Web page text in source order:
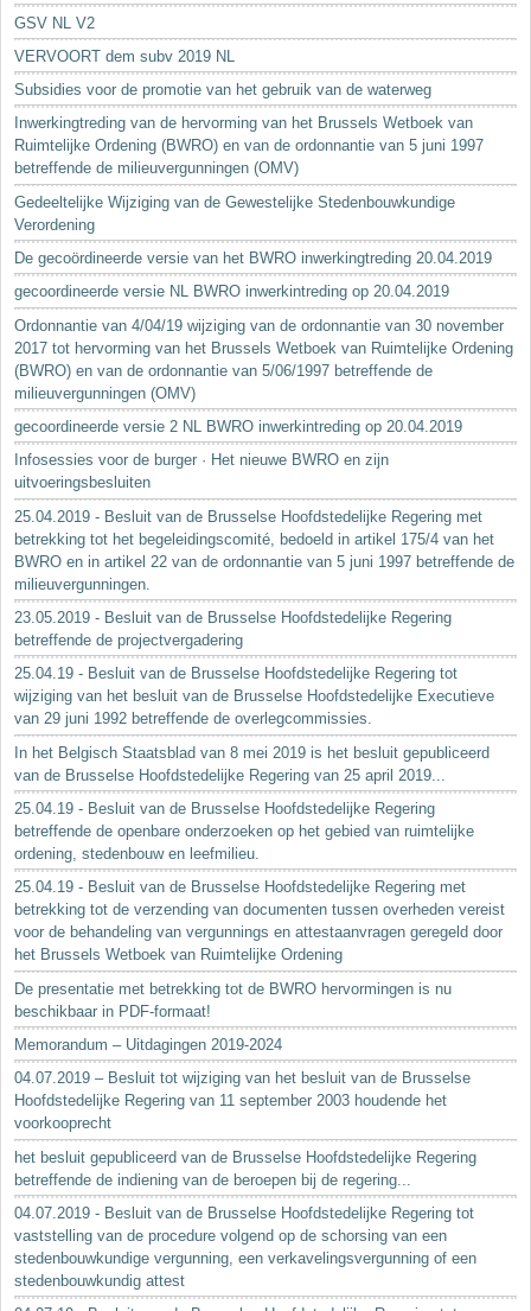
GSV NL V2
VERVOORT dem subv 2019 NL
Subsidies voor de promotie van het gebruik van de waterweg
Inwerkingtreding van de hervorming van het Brussels Wetboek van
Ruimtelijke Ordening (BWRO) en van de ordonnantie van 5 juni 1997
betreffende de milieuvergunningen (OMV)
Gedeeltelijke Wijziging van de Gewestelijke Stedenbouwkundige
Verordening
De gecoördineerde versie van het BWRO inwerkingtreding 20.04.2019
gecoordineerde versie NL BWRO inwerkintreding op 20.04.2019
Ordonnantie van 4/04/19 wijziging van de ordonnantie van 30 november
2017 tot hervorming van het Brussels Wetboek van Ruimtelijke Ordening
(BWRO) en van de ordonnantie van 5/06/1997 betreffende de
milieuvergunningen (OMV)
gecoordineerde versie 2 NL BWRO inwerkintreding op 20.04.2019
Infosessies voor de burger · Het nieuwe BWRO en zijn
uitvoeringsbesluiten
25.04.2019 - Besluit van de Brusselse Hoofdstedelijke Regering met
betrekking tot het begeleidingscomité, bedoeld in artikel 175/4 van het
BWRO en in artikel 22 van de ordonnantie van 5 juni 1997 betreffende de
milieuvergunningen.
23.05.2019 - Besluit van de Brusselse Hoofdstedelijke Regering
betreffende de projectvergadering
25.04.19 - Besluit van de Brusselse Hoofdstedelijke Regering tot
wijziging van het besluit van de Brusselse Hoofdstedelijke Executieve
van 29 juni 1992 betreffende de overlegcommissies.
In het Belgisch Staatsblad van 8 mei 2019 is het besluit gepubliceerd
van de Brusselse Hoofdstedelijke Regering van 25 april 2019...
25.04.19 - Besluit van de Brusselse Hoofdstedelijke Regering
betreffende de openbare onderzoeken op het gebied van ruimtelijke
ordening, stedenbouw en leefmilieu.
25.04.19 - Besluit van de Brusselse Hoofdstedelijke Regering met
betrekking tot de verzending van documenten tussen overheden vereist
voor de behandeling van vergunnings en attestaanvragen geregeld door
het Brussels Wetboek van Ruimtelijke Ordening
De presentatie met betrekking tot de BWRO hervormingen is nu
beschikbaar in PDF-formaat!
Memorandum – Uitdagingen 2019-2024
04.07.2019 – Besluit tot wijziging van het besluit van de Brusselse
Hoofdstedelijke Regering van 11 september 2003 houdende het
voorkooprecht
het besluit gepubliceerd van de Brusselse Hoofdstedelijke Regering
betreffende de indiening van de beroepen bij de regering...
04.07.2019 - Besluit van de Brusselse Hoofdstedelijke Regering tot
vaststelling van de procedure volgend op de schorsing van een
stedenbouwkundige vergunning, een verkavelingsvergunning of een
stedenbouwkundig attest